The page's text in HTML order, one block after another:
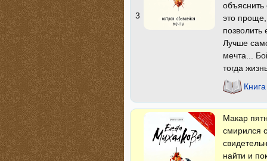
3
объяснить
это
позволить
Лучше
мечта...
тогда
Макар
смирился
найти и